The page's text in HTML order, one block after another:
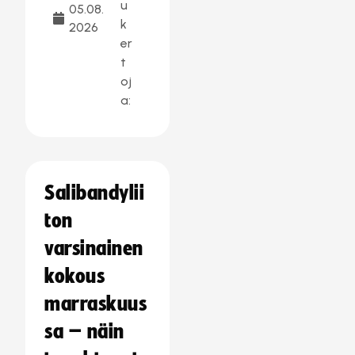
05.08.
2026
u
k
er
t
oj
a:
Salibandylii
ton
varsinainen
kokous
marraskuus
sa – näin